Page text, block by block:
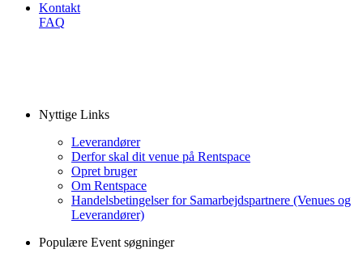
Kontakt
FAQ
Nyttige Links
Leverandører
Derfor skal dit venue på Rentspace
Opret bruger
Om Rentspace
Handelsbetingelser for Samarbejdspartnere (Venues og
Leverandører)
Populære Event søgninger